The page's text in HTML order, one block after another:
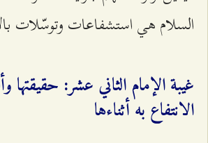
السلام هي استشفاعات وتوسّلات
غيبة الإمام الثاني عشر: حقيقتها
الانتفاع به أثناءها